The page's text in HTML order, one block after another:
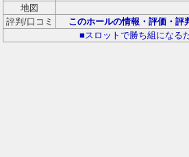
地図
評判/口コミ
このホールの情報・評価・評
■スロットで勝ち組になる